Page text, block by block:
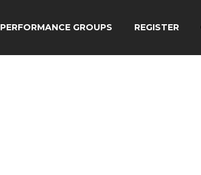
PERFORMANCE GROUPS REGISTER